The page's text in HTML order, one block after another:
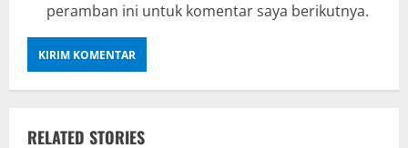
peramban ini untuk komentar saya berikutnya.
RELATED STORIES